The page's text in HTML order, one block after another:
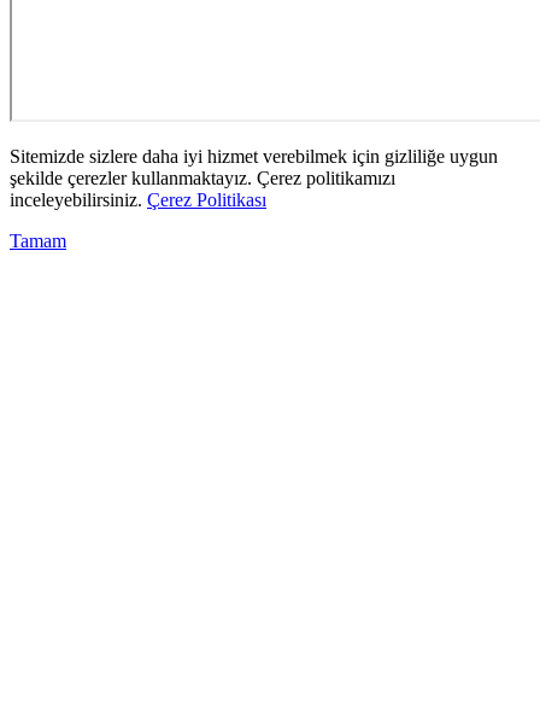
Sitemizde sizlere daha iyi hizmet verebilmek için gizliliğe uygun
şekilde çerezler kullanmaktayız. Çerez politikamızı
inceleyebilirsiniz. Çerez Politikası
Tamam